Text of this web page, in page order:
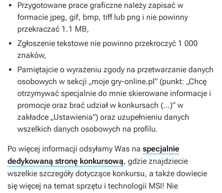
Przygotowane prace graficzne należy zapisać w
formacie jpeg, gif, bmp, tiff lub png i nie powinny
przekraczać 1.1 MB,
Zgłoszenie tekstowe nie powinno przekroczyć 1 000
znaków,
Pamiętajcie o wyrażeniu zgody na przetwarzanie danych
osobowych w sekcji „moje gry-online.pl” (punkt: „Chcę
otrzymywać specjalnie do mnie skierowane informacje i
promocje oraz brać udział w konkursach (…)” w
zakładce „Ustawienia”) oraz uzupełnieniu danych
wszelkich danych osobowych na profilu.
Po więcej informacji odsyłamy Was na specjalnie
dedykowaną stronę konkursową, gdzie znajdziecie
wszelkie szczegóły dotyczące konkursu, a także dowiecie
się więcej na temat sprzętu i technologii MSI! Nie